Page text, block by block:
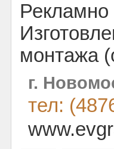
Рекламно
монтажа
г.
тел: